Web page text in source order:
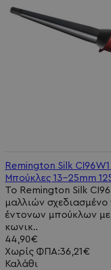
Remington Silk
Μπούκλες 13-25mm
Το Remington Silk
μαλλιών
έντονων μπούκλων
κωνικ..
44,90€
Χωρίς ΦΠΑ:36,21€
Καλάθι